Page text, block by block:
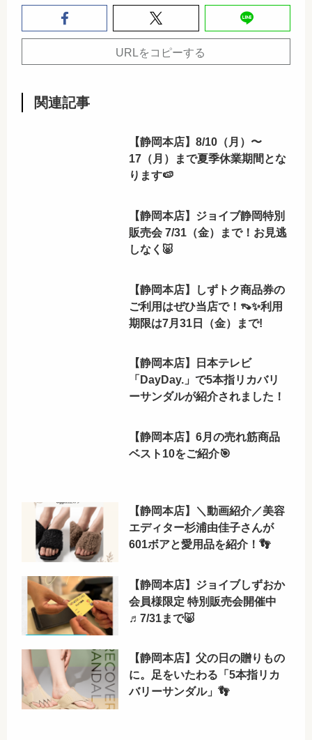
URLをコピーする
関連記事
【静岡本店】8/10（月）〜
17（月）まで夏季休業期間とな
ります🍉
【静岡本店】ジョイブ静岡特別
販売会 7/31（金）まで！お見逃
しなく🐷
【静岡本店】しずトク商品券の
ご利用はぜひ当店で！👡✨利用
期限は7月31日（金）まで!
【静岡本店】日本テレビ
「DayDay.」で5本指リカバリ
ーサンダルが紹介されました！
【静岡本店】6月の売れ筋商品
ベスト10をご紹介🎯
【静岡本店】＼動画紹介／美容
エディター杉浦由佳子さんが
601ボアと愛用品を紹介！👣
【静岡本店】ジョイブしずおか
会員様限定 特別販売会開催中
♬7/31まで🐷
【静岡本店】父の日の贈りもの
に。足をいたわる「5本指リカ
バリーサンダル」👣